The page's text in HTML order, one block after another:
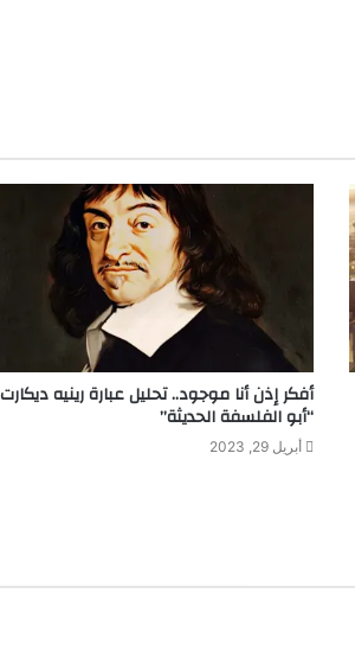
أفكر إذن أنا موجود.. تحليل عبارة رينيه ديكارت
“أبو الفلسفة الحديثة”
أبريل 29, 2023